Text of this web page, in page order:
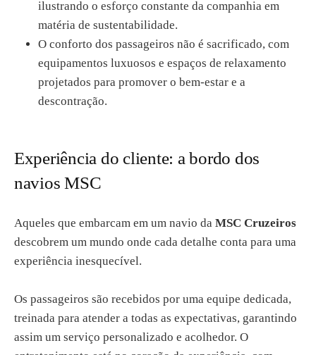
ilustrando o esforço constante da companhia em
matéria de sustentabilidade.
O conforto dos passageiros não é sacrificado, com
equipamentos luxuosos e espaços de relaxamento
projetados para promover o bem-estar e a
descontração.
Experiência do cliente: a bordo dos
navios MSC
Aqueles que embarcam em um navio da MSC Cruzeiros
descobrem um mundo onde cada detalhe conta para uma
experiência inesquecível.
Os passageiros são recebidos por uma equipe dedicada,
treinada para atender a todas as expectativas, garantindo
assim um serviço personalizado e acolhedor. O